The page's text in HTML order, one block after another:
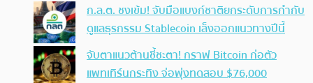
ก.ล.ต. ชงเข้ม! จับมือแบงก์ชาติยกระดับการกำกับ
ดูแลธุรกรรม Stablecoin เล็งออกแนวทางปีนี้
จับตาแนวต้านชี้ชะตา! กราฟ Bitcoin ก่อตัว
แพทเทิร์นกระทิง จ่อพุ่งทดสอบ $76,000